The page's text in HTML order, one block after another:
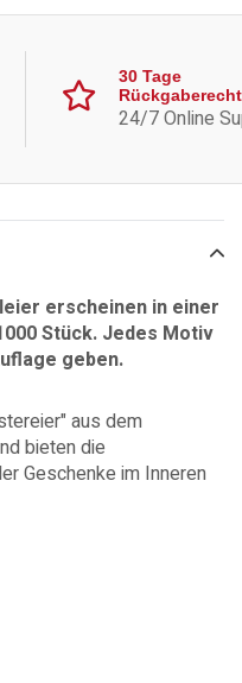
30 Tage
Rückgaberecht
24/7 Online
erscheinen in einer
Stück. Jedes Motiv
geben.
aus dem
bieten die
Geschenke im Inneren